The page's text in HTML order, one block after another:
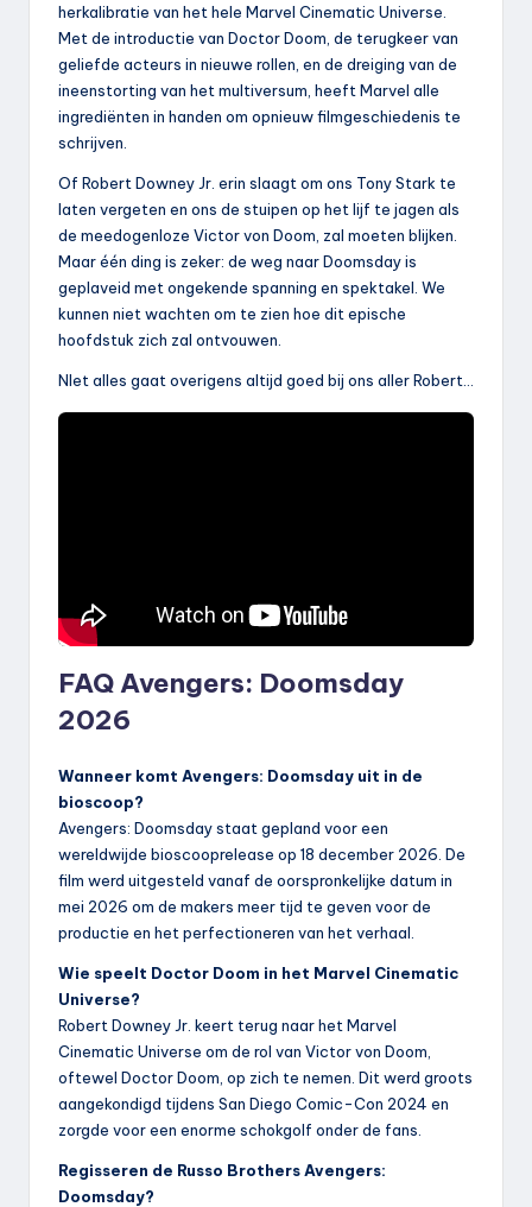
herkalibratie van het hele Marvel Cinematic Universe.
Met de introductie van Doctor Doom, de terugkeer van
geliefde acteurs in nieuwe rollen, en de dreiging van de
ineenstorting van het multiversum, heeft Marvel alle
ingrediënten in handen om opnieuw filmgeschiedenis te
schrijven.
Of Robert Downey Jr. erin slaagt om ons Tony Stark te
laten vergeten en ons de stuipen op het lijf te jagen als
de meedogenloze Victor von Doom, zal moeten blijken.
Maar één ding is zeker: de weg naar Doomsday is
geplaveid met ongekende spanning en spektakel. We
kunnen niet wachten om te zien hoe dit epische
hoofdstuk zich zal ontvouwen.
NIet alles gaat overigens altijd goed bij ons aller Robert…
FAQ Avengers: Doomsday
2026
Wanneer komt Avengers: Doomsday uit in de
bioscoop?
Avengers: Doomsday staat gepland voor een
wereldwijde bioscooprelease op 18 december 2026. De
film werd uitgesteld vanaf de oorspronkelijke datum in
mei 2026 om de makers meer tijd te geven voor de
productie en het perfectioneren van het verhaal.
Wie speelt Doctor Doom in het Marvel Cinematic
Universe?
Robert Downey Jr. keert terug naar het Marvel
Cinematic Universe om de rol van Victor von Doom,
oftewel Doctor Doom, op zich te nemen. Dit werd groots
aangekondigd tijdens San Diego Comic-Con 2024 en
zorgde voor een enorme schokgolf onder de fans.
Regisseren de Russo Brothers Avengers:
Doomsday?